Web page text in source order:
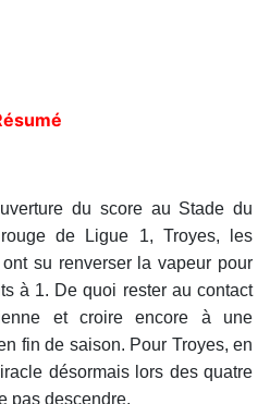
du score au Stade du
de Ligue 1, Troyes, les
su renverser la vapeur pour
à 1. De quoi rester au contact
et croire encore à une
fin de saison. Pour Troyes, en
désormais lors des quatre
pas descendre.